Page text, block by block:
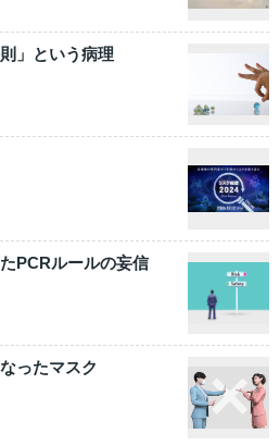
」という病理
PCRルールの妄信
ったマスク